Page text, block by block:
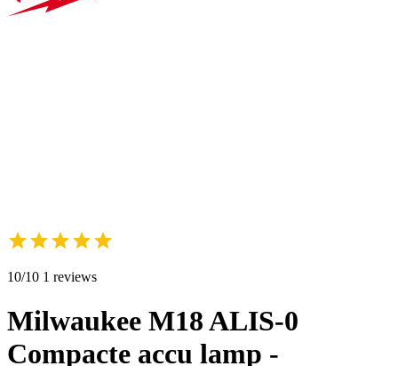
10/10 1 reviews
Milwaukee M18 ALIS-0
Compacte accu lamp -